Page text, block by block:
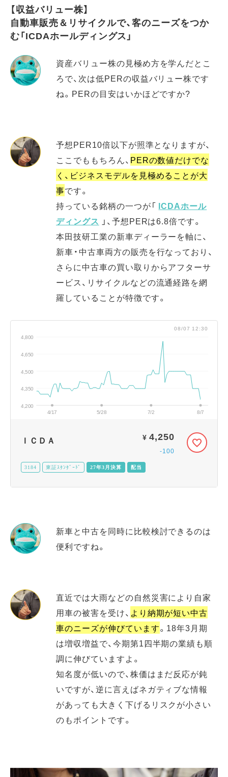
【収益バリュー株】
自動車販売＆リサイクルで、客のニーズをつか
む「ICDAホールディングス」
資産バリュー株の見極め方を学んだとこ
ろで、次は低PERの収益バリュー株です
ね。PERの目安はいかほどですか?
予想PER10倍以下が照準となりますが、
ここでももちろん、 PERの数値だけでな
く、ビジネスモデルを見極めることが大
事です。
持っている銘柄の一つが「 ICDAホール
ディングス 」、予想PERは6.8倍です。
本田技研工業の新車ディーラーを軸に、
新車・中古車両方の販売を行なっており、
さらに中古車の買い取りからアフターサ
ービス、リサイクルなどの流通経路を網
羅していることが特徴です。
08/07 12:30
4,200
4,350
4,500
4,650
4,800
4/17 5/28 7/2 8/7
ＩＣＤＡ ¥4,250
-100
3184 東証ｽﾀﾝﾀﾞｰﾄﾞ 27年3月決算 配当
新車と中古を同時に比較検討できるのは
便利ですね。
直近では大雨などの自然災害により自家
用車の被害を受け、 より納期が短い中古
車のニーズが伸びています。18年3月期
は増収増益で、今期第1四半期の業績も順
調に伸びていますよ。
知名度が低いので、株価はまだ反応が鈍
いですが、逆に言えばネガティブな情報
があっても大きく下げるリスクが小さい
のもポイントです。